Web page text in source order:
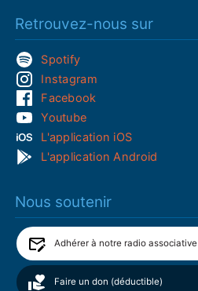
Retrouvez-nous sur
Spotify
Instagram
Facebook
Youtube
L'application iOS
L'application Android
Nous soutenir
Adhérer à notre radio associative
Faire un don (déductible)